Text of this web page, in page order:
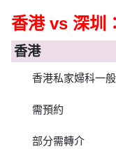
香港 vs 深圳
香港
香港私家婦科一般
需預約
部分需轉介